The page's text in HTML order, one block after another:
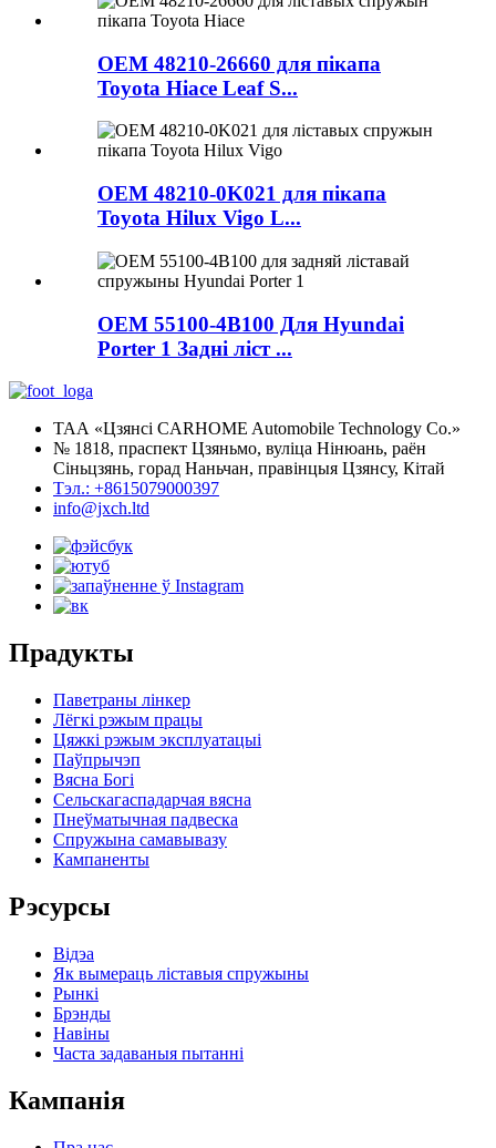
OEM 48210-26660 для пікапа
Toyota Hiace Leaf S...
OEM 48210-0K021 для пікапа
Toyota Hilux Vigo L...
OEM 55100-4B100 Для Hyundai
Porter 1 Задні ліст ...
ТАА «Цзянсі CARHOME Automobile Technology Co.»
№ 1818, праспект Цзяньмо, вуліца Нінюань, раён
Сіньцзянь, горад Наньчан, правінцыя Цзянсу, Кітай
Тэл.: +8615079000397
info@jxch.ltd
Прадукты
Паветраны лінкер
Лёгкі рэжым працы
Цяжкі рэжым эксплуатацыі
Паўпрычэп
Вясна Богі
Сельскагаспадарчая вясна
Пнеўматычная падвеска
Спружына самавывазу
Кампаненты
Рэсурсы
Відэа
Як вымераць ліставыя спружыны
Рынкі
Брэнды
Навіны
Часта задаваныя пытанні
Кампанія